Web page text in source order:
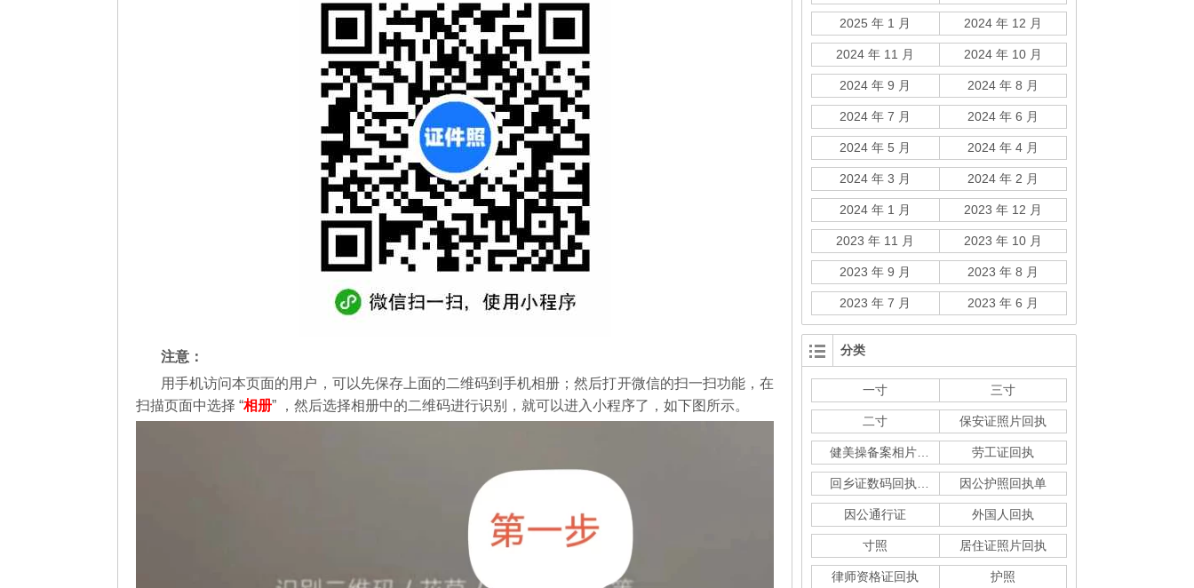
注意：
用手机访问本页面的用户，可以先保存上面的二维码到手机相册；然后打开微信的扫一扫功能，在
扫描页面中选择 “相册” ，然后选择相册中的二维码进行识别，就可以进入小程序了，如下图所示。
2025 年 1 月 2024 年 12 月
2024 年 11 月 2024 年 10 月
2024 年 9 月 2024 年 8 月
2024 年 7 月 2024 年 6 月
2024 年 5 月 2024 年 4 月
2024 年 3 月 2024 年 2 月
2024 年 1 月 2023 年 12 月
2023 年 11 月 2023 年 10 月
2023 年 9 月 2023 年 8 月
2023 年 7 月 2023 年 6 月
分类
一寸 三寸
二寸 保安证照片回执
劳工证回执
因公护照回执单
因公通行证 外国人回执
寸照 居住证照片回执
律师资格证回执 护照